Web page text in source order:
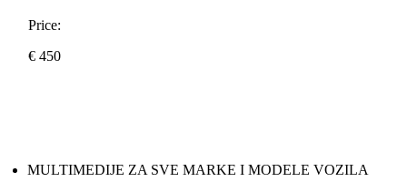
Price:
€ 450
MULTIMEDIJE ZA SVE MARKE I MODELE VOZILA